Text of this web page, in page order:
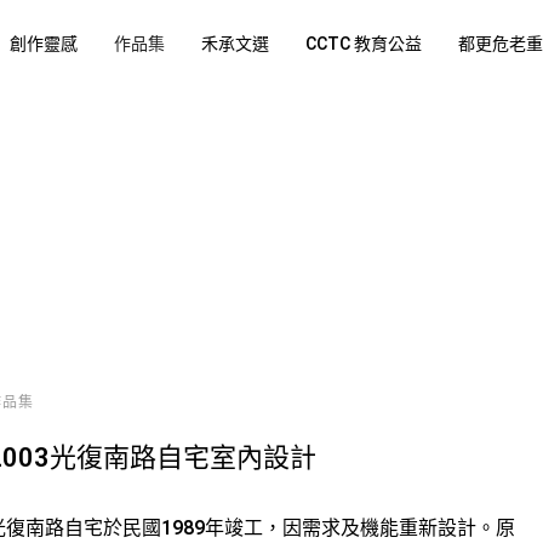
創作靈感 作品集 禾承文選 CCTC 教育公益 都更危老
集
光復南路自宅室內設計
復南路自宅於民國1989年竣工，因需求及機能重新設計。原